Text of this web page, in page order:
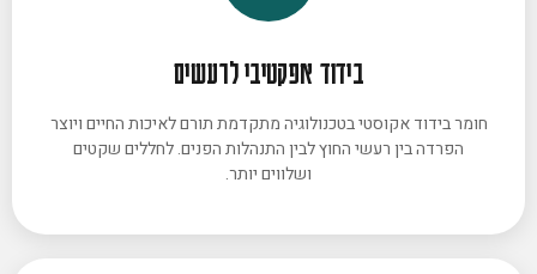
בידוד אפקטיבי לרעשים
חומר בידוד אקוסטי בטכנולוגיה מתקדמת תורם לאיכות החיים ויוצר
הפרדה בין רעשי החוץ לבין התנהלות הפנים. לחללים שקטים
ושלווים יותר.